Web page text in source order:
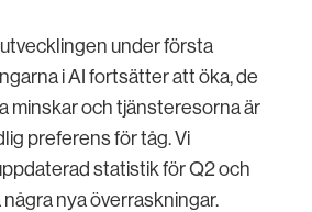
under första
i AI fortsätter att öka, de
minskar och tjänsteresorna är
preferens för tåg. Vi
statistik för Q2 och
nya överraskningar.